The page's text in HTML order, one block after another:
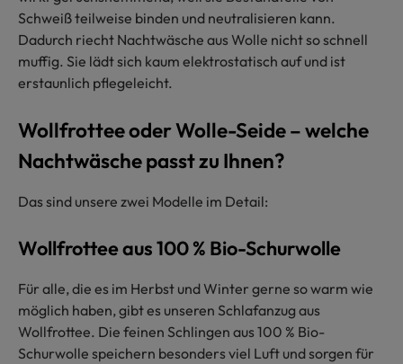
Schweiß teilweise binden und neutralisieren kann.
Dadurch riecht Nachtwäsche aus Wolle nicht so schnell
muffig. Sie lädt sich kaum elektrostatisch auf und ist
erstaunlich pflegeleicht.
Wollfrottee oder Wolle-Seide – welche
Nachtwäsche passt zu Ihnen?
Das sind unsere zwei Modelle im Detail:
Wollfrottee aus 100 % Bio-Schurwolle
Für alle, die es im Herbst und Winter gerne so warm wie
möglich haben, gibt es unseren Schlafanzug aus
Wollfrottee. Die feinen Schlingen aus 100 % Bio-
Schurwolle speichern besonders viel Luft und sorgen für